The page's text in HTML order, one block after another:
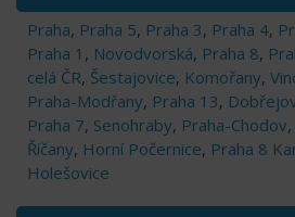
Praha, Praha 5, Praha 3, Praha 4,
Praha 1 , Novodvorská, Praha 8,
celá ČR, Šestajovice, Komořany,
Praha-Modřany, Praha 13,
Praha 7, Senohraby, Praha-Chodov,
Říčany, Horní Počernice, Praha 8
Holešovice